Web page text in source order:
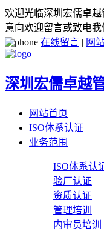
欢迎光临深圳宏儒卓
意向欢迎留言或致电我
在线留言 | 网
深圳宏儒卓越
网站首页
ISO体系认证
业务范围
ISO体系认
验厂认证
资质认证
管理培训
内审员培训